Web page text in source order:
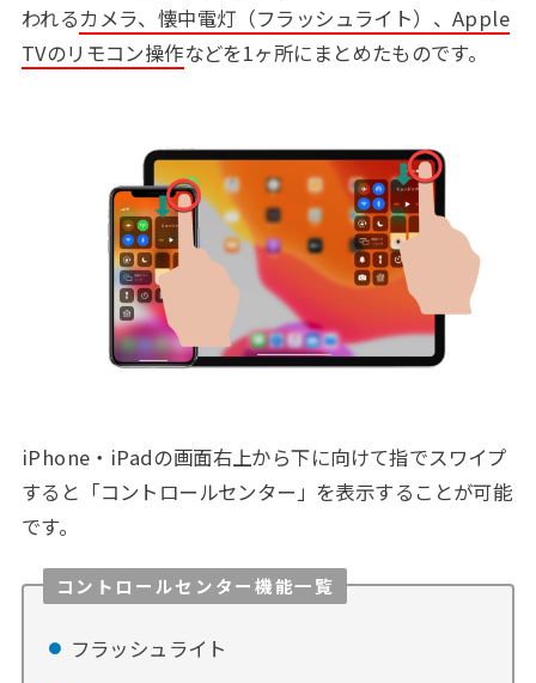
われるカメラ、懐中電灯（フラッシュライト）、Apple
TVのリモコン操作などを1ヶ所にまとめたものです。
iPhone・iPadの画面右上から下に向けて指でスワイプ
すると「コントロールセンター」を表示することが可能
です。
コントロールセンター機能一覧
フラッシュライト